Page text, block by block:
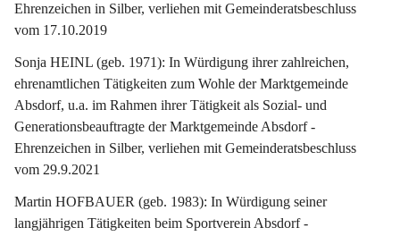
Ehrenzeichen in Silber, verliehen mit Gemeinderatsbeschluss
vom 17.10.2019
Sonja HEINL (geb. 1971): In Würdigung ihrer zahlreichen,
ehrenamtlichen Tätigkeiten zum Wohle der Marktgemeinde
Absdorf, u.a. im Rahmen ihrer Tätigkeit als Sozial- und
Generationsbeauftragte der Marktgemeinde Absdorf -
Ehrenzeichen in Silber, verliehen mit Gemeinderatsbeschluss
vom 29.9.2021
Martin HOFBAUER (geb. 1983): In Würdigung seiner
langjährigen Tätigkeiten beim Sportverein Absdorf -